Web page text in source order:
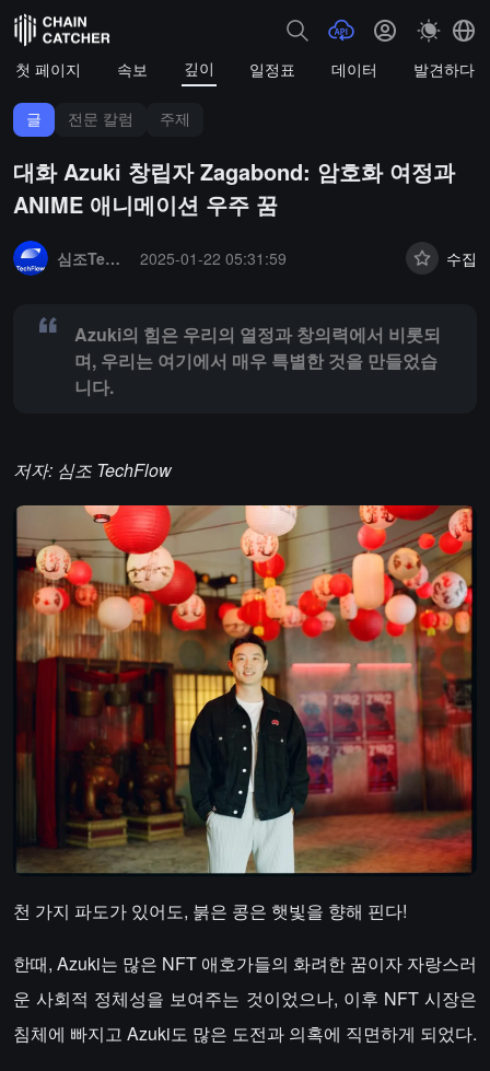
첫 페이지 속보 깊이 일정표 데이터 발견하다
글 전문 칼럼 주제
대화 Azuki 창립자 Zagabond: 암호화 여정과
ANIME 애니메이션 우주 꿈
심조TechFlow
2025-01-22 05:31:59 수집
Azuki의 힘은 우리의 열정과 창의력에서 비롯되
며, 우리는 여기에서 매우 특별한 것을 만들었습
니다.
저자: 심조 TechFlow
천 가지 파도가 있어도, 붉은 콩은 햇빛을 향해 핀다!
한때, Azuki는 많은 NFT 애호가들의 화려한 꿈이자 자랑스러
운 사회적 정체성을 보여주는 것이었으나, 이후 NFT 시장은
침체에 빠지고 Azuki도 많은 도전과 의혹에 직면하게 되었다.